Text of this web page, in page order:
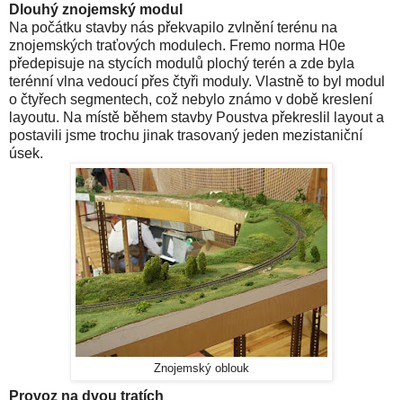
Dlouhý znojemský modul
Na počátku stavby nás překvapilo zvlnění terénu na
znojemských traťových modulech. Fremo norma H0e
předepisuje na stycích modulů plochý terén a zde byla
terénní vlna vedoucí přes čtyři moduly. Vlastně to byl modul
o čtyřech segmentech, což nebylo známo v době kreslení
layoutu. Na místě během stavby Poustva překreslil layout a
postavili jsme trochu jinak trasovaný jeden mezistaniční
úsek.
Znojemský oblouk
Provoz na dvou tratích